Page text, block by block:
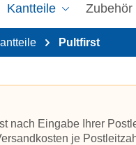
Kantteile Zubehör
Pultfirst
nach Eingabe Ihrer
je